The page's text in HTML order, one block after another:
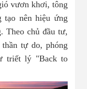
vươn khơi, tông
tạo nên hiệu ứng
Theo chủ đầu tư,
tự do, phóng
triết lý "Back to